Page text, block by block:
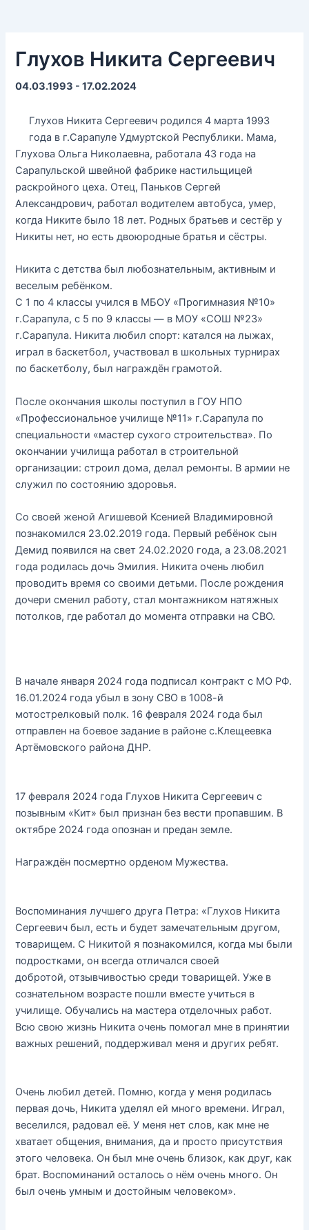
Глухов Никита Сергеевич
04.03.1993 - 17.02.2024
Глухов Никита Сергеевич родился 4 марта 1993
года в г.Сарапуле Удмуртской Республики. Мама,
Глухова Ольга Николаевна, работала 43 года на
Сарапульской швейной фабрике настильщицей
раскройного цеха. Отец, Паньков Сергей
Александрович, работал водителем автобуса, умер,
когда Никите было 18 лет. Родных братьев и сестёр у
Никиты нет, но есть двоюродные братья и сёстры.
Никита с детства был любознательным, активным и
веселым ребёнком.
С 1 по 4 классы учился в МБОУ «Прогимназия №10»
г.Сарапула, с 5 по 9 классы — в МОУ «СОШ №23»
г.Сарапула. Никита любил спорт: катался на лыжах,
играл в баскетбол, участвовал в школьных турнирах
по баскетболу, был награждён грамотой.
После окончания школы поступил в ГОУ НПО
«Профессиональное училище №11» г.Сарапула по
специальности «мастер сухого строительства». По
окончании училища работал в строительной
организации: строил дома, делал ремонты. В армии не
служил по состоянию здоровья.
Со своей женой Агишевой Ксенией Владимировной
познакомился 23.02.2019 года. Первый ребёнок сын
Демид появился на свет 24.02.2020 года, а 23.08.2021
года родилась дочь Эмилия. Никита очень любил
проводить время со своими детьми. После рождения
дочери сменил работу, стал монтажником натяжных
потолков, где работал до момента отправки на СВО.
В начале января 2024 года подписал контракт с МО РФ.
16.01.2024 года убыл в зону СВО в 1008-й
мотострелковый полк. 16 февраля 2024 года был
отправлен на боевое задание в районе с.Клещеевка
Артёмовского района ДНР.
17 февраля 2024 года Глухов Никита Сергеевич с
позывным «Кит» был признан без вести пропавшим. В
октябре 2024 года опознан и предан земле.
Награждён посмертно орденом Мужества.
Воспоминания лучшего друга Петра: «Глухов Никита
Сергеевич был, есть и будет замечательным другом,
товарищем. С Никитой я познакомился, когда мы были
подростками, он всегда отличался своей
добротой, отзывчивостью среди товарищей. Уже в
сознательном возрасте пошли вместе учиться в
училище. Обучались на мастера отделочных работ.
Всю свою жизнь Никита очень помогал мне в принятии
важных решений, поддерживал меня и других ребят.
Очень любил детей. Помню, когда у меня родилась
первая дочь, Никита уделял ей много времени. Играл,
веселился, радовал её. У меня нет слов, как мне не
хватает общения, внимания, да и просто присутствия
этого человека. Он был мне очень близок, как друг, как
брат. Воспоминаний осталось о нём очень много. Он
был очень умным и достойным человеком».